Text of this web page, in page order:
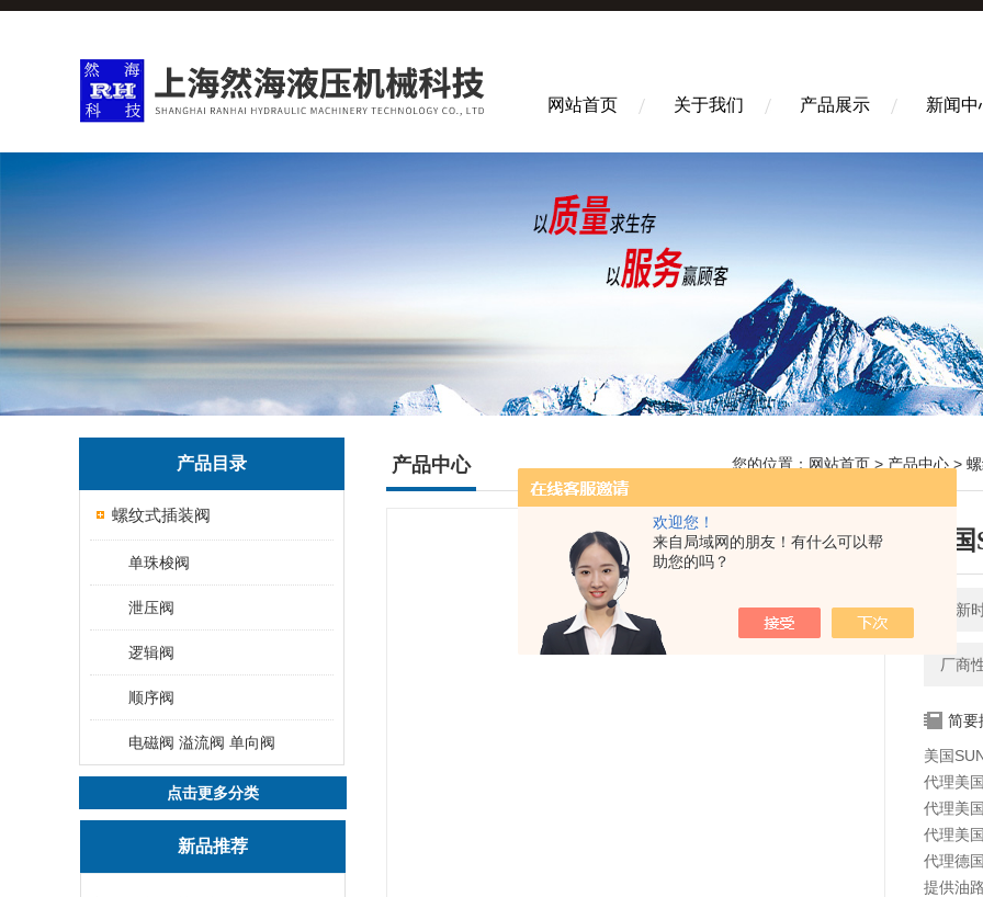
欢迎您！
来自局域网的朋友！有什么可以帮
助您的吗？
网站首页 关于我们 产品展示 新闻中
产品目录
螺纹式插装阀
单珠梭阀
泄压阀
逻辑阀
顺序阀
电磁阀 溢流阀 单向阀
点击更多分类
新品推荐
产品中心 您的位置： 网站首页 > 产品中心 >
美
更新
厂商
简要
美国
代理美
代理美
代理美
代理德
提供油